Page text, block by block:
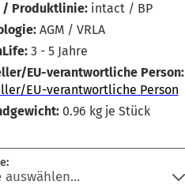
/ Produktlinie: intact / BP
AGM / VRLA
3 - 5 Jahre
EU-verantwortliche Person:
EU-verantwortliche Person
0.96 kg je Stück